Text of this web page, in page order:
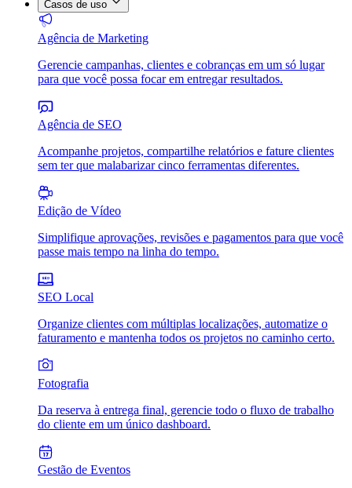
Casos de uso
Agência de Marketing
Gerencie campanhas, clientes e cobranças em um só lugar
para que você possa focar em entregar resultados.
Agência de SEO
Acompanhe projetos, compartilhe relatórios e fature clientes
sem ter que malabarizar cinco ferramentas diferentes.
Edição de Vídeo
Simplifique aprovações, revisões e pagamentos para que você
passe mais tempo na linha do tempo.
SEO Local
Organize clientes com múltiplas localizações, automatize o
faturamento e mantenha todos os projetos no caminho certo.
Fotografia
Da reserva à entrega final, gerencie todo o fluxo de trabalho
do cliente em um único dashboard.
Gestão de Eventos